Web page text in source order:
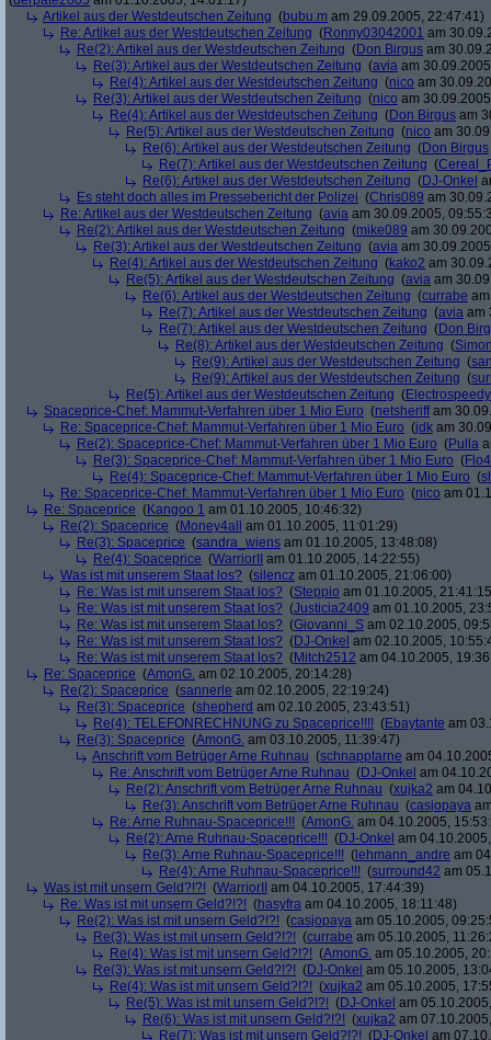
Artikel aus der Westdeutschen Zeitung (bubu.m am 29.09.2005, 22:47:41)
Re: Artikel aus der Westdeutschen Zeitung (Ronny03042001 am
Re(2): Artikel aus der Westdeutschen Zeitung (Don Birgus am
Re(3): Artikel aus der Westdeutschen Zeitung (avia am
Re(4): Artikel aus der Westdeutschen Zeitung (nico am
Re(3): Artikel aus der Westdeutschen Zeitung (nico am
Re(4): Artikel aus der Westdeutschen Zeitung (Don Birgus am
Re(5): Artikel aus der Westdeutschen Zeitung (nico am
Re(6): Artikel aus der Westdeutschen Zeitung (Don Birgus
Re(7): Artikel aus der Westdeutschen Zeitung (
Re(6): Artikel aus der Westdeutschen Zeitung (DJ-Onkel
Es steht doch alles im Pressebericht der Polizei (Chris089 am
Re: Artikel aus der Westdeutschen Zeitung (avia am 30.09.2005,
Re(2): Artikel aus der Westdeutschen Zeitung (mike089 am
Re(3): Artikel aus der Westdeutschen Zeitung (avia am
Re(4): Artikel aus der Westdeutschen Zeitung (kako2 am
Re(5): Artikel aus der Westdeutschen Zeitung (avia am
Re(6): Artikel aus der Westdeutschen Zeitung (currabe
Re(7): Artikel aus der Westdeutschen Zeitung (avia am
Re(7): Artikel aus der Westdeutschen Zeitung (Don
Re(8): Artikel aus der Westdeutschen Zeitung (
Re(9): Artikel aus der Westdeutschen Zeitung (
Re(9): Artikel aus der Westdeutschen Zeitung (
Re(5): Artikel aus der Westdeutschen Zeitung (Electrospeedy
Spaceprice-Chef: Mammut-Verfahren über 1 Mio Euro (netsheriffam
Re: Spaceprice-Chef: Mammut-Verfahren über 1 Mio Euro (jdk am
Re(2): Spaceprice-Chef: Mammut-Verfahren über 1 Mio Euro (Pulla
Re(3): Spaceprice-Chef: Mammut-Verfahren über 1 Mio Euro (
Re(4): Spaceprice-Chef: Mammut-Verfahren über 1 Mio Euro (
Re: Spaceprice-Chef: Mammut-Verfahren über 1 Mio Euro (nico am
Re: Spaceprice (Kangoo 1 am 01.10.2005, 10:46:32)
Re(2): Spaceprice (Money4all
am 01.10.2005, 11:01:29)
Re(3): Spaceprice (sandra_wiens am 01.10.2005, 13:48:08)
Re(4): Spaceprice (WarriorII
am 01.10.2005, 14:22:55)
Was ist mit unserem Staat los? (silencz am 01.10.2005, 21:06:00)
Re: Was ist mit unserem Staat los? (Steppio am 01.10.2005,
Re: Was ist mit unserem Staat los? (Justicia2409 am 01.10.2005,
Re: Was ist mit unserem Staat los? (Giovanni_S am 02.10.2005,
Re: Was ist mit unserem Staat los? (DJ-Onkel am 02.10.2005,
Re: Was ist mit unserem Staat los? (Mitch2512 am 04.10.2005,
Re: Spaceprice (AmonG. am 02.10.2005, 20:14:28)
Re(2): Spaceprice (sannerle am 02.10.2005, 22:19:24)
Re(3): Spaceprice (shepherd am 02.10.2005, 23:43:51)
Re(4): TELEFONRECHNUNG zu Spaceprice!!!! (Ebaytante am
Re(3): Spaceprice (AmonG. am 03.10.2005, 11:39:47)
Anschrift vom Betrüger Arne Ruhnau (schnapptarne am
Re: Anschrift vom Betrüger Arne Ruhnau (DJ-Onkel am
Re(2): Anschrift vom Betrüger Arne Ruhnau (xujka2 am
Re(3): Anschrift vom Betrüger Arne Ruhnau (casjopaya
Re: Arne Ruhnau-Spaceprice!!! (AmonG. am 04.10.2005,
Re(2): Arne Ruhnau-Spaceprice!!! (DJ-Onkel am
Re(3): Arne Ruhnau-Spaceprice!!! ( lehmann_andre am
Re(4): Arne Ruhnau-Spaceprice!!! (surround42 am
Was ist mit unsern Geld?!?! (WarriorII
am 04.10.2005, 17:44:39)
Re: Was ist mit unsern Geld?!?! (hasyfra am 04.10.2005, 18:11:48)
Re(2): Was ist mit unsern Geld?!?! (casjopaya am 05.10.2005,
Re(3): Was ist mit unsern Geld?!?! (currabe am 05.10.2005,
Re(4): Was ist mit unsern Geld?!?! (AmonG. am 05.10.2005,
Re(3): Was ist mit unsern Geld?!?! (DJ-Onkel am 05.10.2005,
Re(4): Was ist mit unsern Geld?!?! (xujka2 am 05.10.2005,
Re(5): Was ist mit unsern Geld?!?! (DJ-Onkel am
Re(6): Was ist mit unsern Geld?!?! (xujka2 am
Re(7): Was ist mit unsern Geld?!?! (DJ-Onkel am